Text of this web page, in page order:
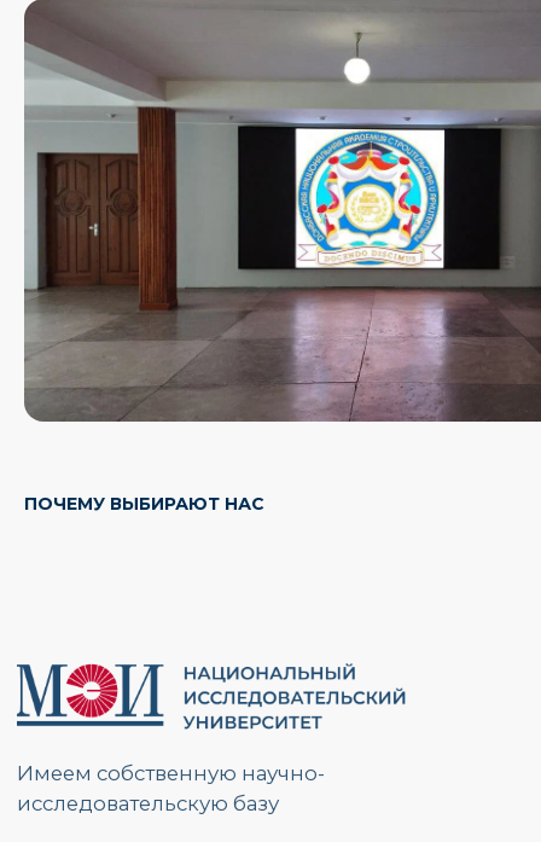
ПОЧЕМУ ВЫБИРАЮТ НАС
Имеем собственное ПО, находящееся
в Реестре Российского Программного
Обеспечения
Наш эксклюзивный
дистрибьютор
Наш
сертифицированный
партнер
Свяжемся с Вами, обсудим задачи,
Разместить заказ